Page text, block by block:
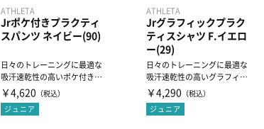
ATHLETA
Jrポケ付きプラクティ
スパンツ ネイビー(90)
日々のトレーニングに最適な
吸汗速乾性の高いポケ付きプ
ラクティスパンツ
￥4,620 （税込）
ジュニア
ATHLETA
Jrグラフィックプラク
ティスシャツ F.イエロ
ー(29)
日々のトレーニングに最適な
吸汗速乾性の高いグラフィッ
クプラシャツ
￥4,290 （税込）
ジュニア